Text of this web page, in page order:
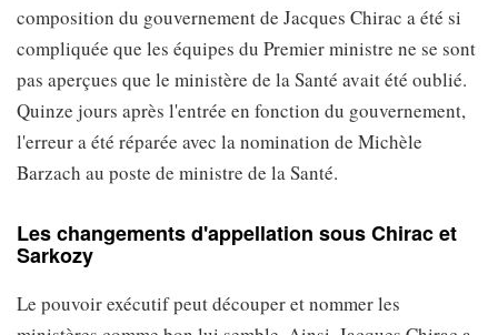
composition du gouvernement de Jacques Chirac a été si
compliquée que les équipes du Premier ministre ne se sont
pas aperçues que le ministère de la Santé avait été oublié.
Quinze jours après l'entrée en fonction du gouvernement,
l'erreur a été réparée avec la nomination de Michèle
Barzach au poste de ministre de la Santé.
Les changements d'appellation sous Chirac et
Sarkozy
Le pouvoir exécutif peut découper et nommer les